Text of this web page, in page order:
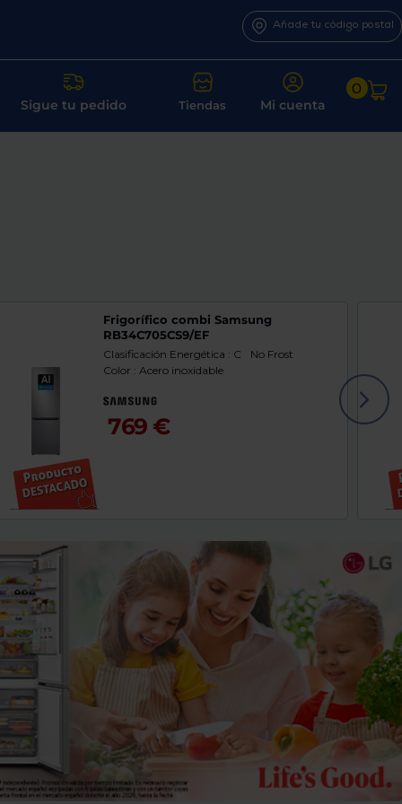
Añade tu código postal
Sigue tu pedido Tiendas Mi cuenta
0
Frigorífico combi Samsung
RB34C705CS9/EF
Clasificación Energética : C
No Frost
Color : Acero inoxidable
769 €